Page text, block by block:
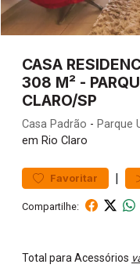
CASA
308 M² -
CLARO/SP
Casa Padrão - Parque
em Rio Claro
Favoritar |
Compartilhe:
Total para Acessórios